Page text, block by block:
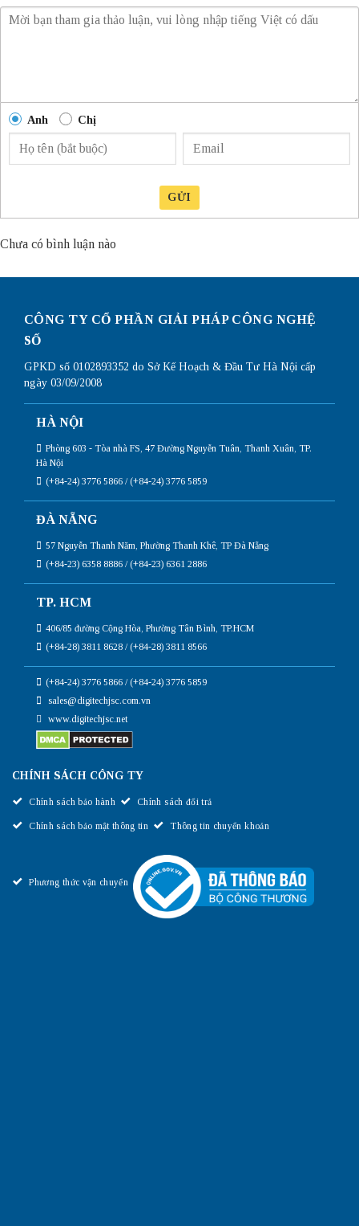
Anh Chị
GỬI
Chưa có bình luận nào
CÔNG TY CỔ PHẦN GIẢI PHÁP CÔNG NGHỆ
SỐ
GPKD số 0102893352 do Sở Kế Hoạch & Đầu Tư Hà Nội cấp
ngày 03/09/2008
HÀ NỘI
Phòng 603 - Tòa nhà FS, 47 Đường Nguyễn Tuân, Thanh Xuân, TP.
Hà Nội
(+84-24) 3776 5866 / (+84-24) 3776 5859
ĐÀ NẴNG
57 Nguyễn Thanh Năm, Phường Thanh Khê, TP Đà Nẵng
(+84-23) 6358 8886 / (+84-23) 6361 2886
TP. HCM
406/85 đường Cộng Hòa, Phường Tân Bình, TP.HCM
(+84-28) 3811 8628 / (+84-28) 3811 8566
(+84-24) 3776 5866 / (+84-24) 3776 5859
sales@digitechjsc.com.vn
www.digitechjsc.net
CHÍNH SÁCH CÔNG TY
Chính sách bảo hành Chính sách đổi trả
Chính sách bảo mật thông tin Thông tin chuyển khoản
Phương thức vận chuyển